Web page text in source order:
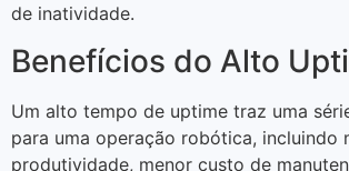
de inatividade.
Benefícios do Alto
Um alto tempo de uptime traz uma
para uma operação robótica, incluindo
produtividade, menor custo de